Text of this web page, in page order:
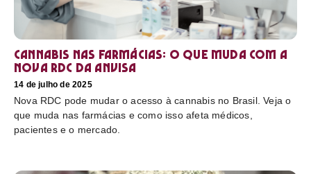
Cannabis nas farmácias: o que muda com a
nova RDC da Anvisa
14 de julho de 2025
Nova RDC pode mudar o acesso à cannabis no Brasil. Veja o
que muda nas farmácias e como isso afeta médicos,
pacientes e o mercado.